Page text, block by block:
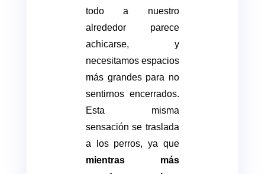
todo a nuestro
alrededor parece
achicarse, y
necesitamos espacios
más grandes para no
sentirnos encerrados.
Esta misma
sensación se traslada
a los perros, ya que
mientras más